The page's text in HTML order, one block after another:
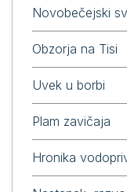
Novobečejski
Obzorja na Tisi
Uvek u borbi
Plam zavičaja
Hronika